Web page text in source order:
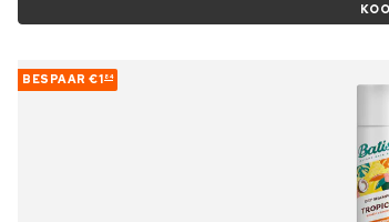
BESPAAR €1 84